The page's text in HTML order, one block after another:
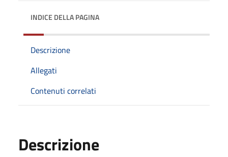
INDICE DELLA PAGINA
Descrizione
Allegati
Contenuti correlati
Descrizione